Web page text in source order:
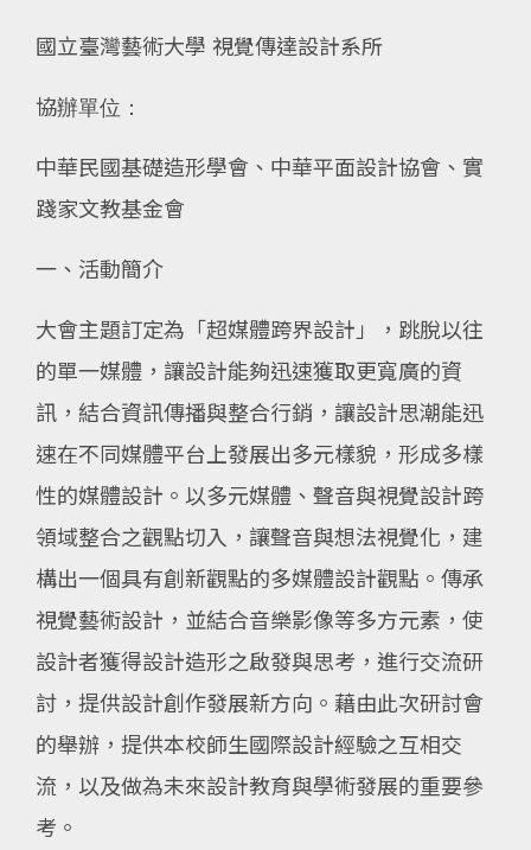
國立臺灣藝術大學 視覺傳達設計系所
協辦單位：
中華民國基礎造形學會、中華平面設計協會、實
踐家文教基金會
一、活動簡介
大會主題訂定為「超媒體跨界設計」，跳脫以往
的單一媒體，讓設計能夠迅速獲取更寬廣的資
訊，結合資訊傳播與整合行銷，讓設計思潮能迅
速在不同媒體平台上發展出多元樣貌，形成多樣
性的媒體設計。以多元媒體、聲音與視覺設計跨
領域整合之觀點切入，讓聲音與想法視覺化，建
構出一個具有創新觀點的多媒體設計觀點。傳承
視覺藝術設計，並結合音樂影像等多方元素，使
設計者獲得設計造形之啟發與思考，進行交流研
討，提供設計創作發展新方向。藉由此次研討會
的舉辦，提供本校師生國際設計經驗之互相交
流，以及做為未來設計教育與學術發展的重要參
考。